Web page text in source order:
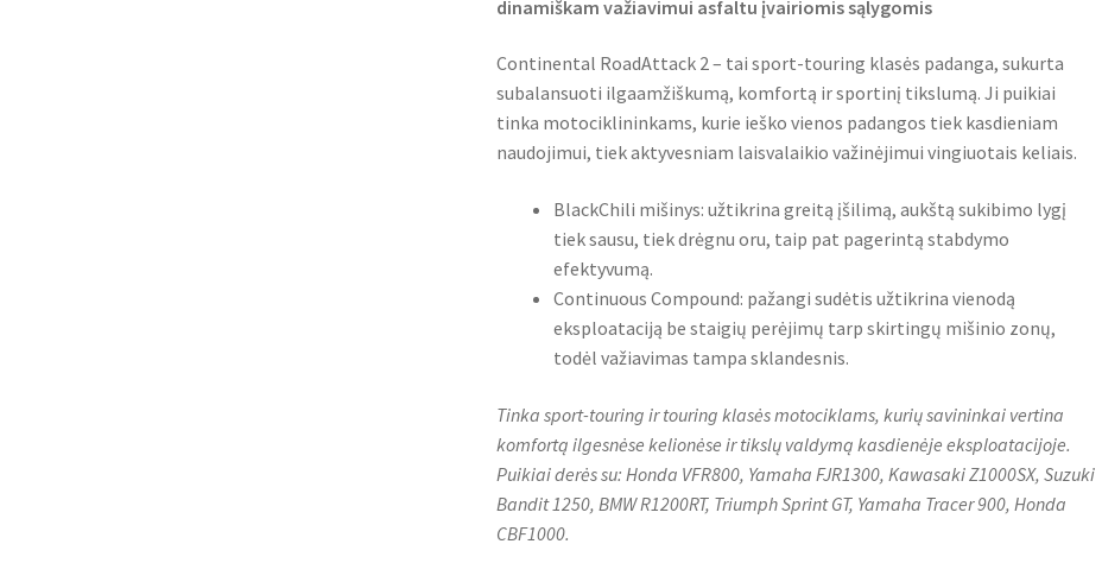
dinamiškam važiavimui asfaltu įvairiomis sąlygomis
Continental RoadAttack 2 – tai sport-touring klasės padanga, sukurta
subalansuoti ilgaamžiškumą, komfortą ir sportinį tikslumą. Ji puikiai
tinka motociklininkams, kurie ieško vienos padangos tiek kasdieniam
naudojimui, tiek aktyvesniam laisvalaikio važinėjimui vingiuotais keliais.
BlackChili mišinys: užtikrina greitą įšilimą, aukštą sukibimo lygį
tiek sausu, tiek drėgnu oru, taip pat pagerintą stabdymo
efektyvumą.
Continuous Compound: pažangi sudėtis užtikrina vienodą
eksploataciją be staigių perėjimų tarp skirtingų mišinio zonų,
todėl važiavimas tampa sklandesnis.
Tinka sport-touring ir touring klasės motociklams, kurių savininkai vertina
komfortą ilgesnėse kelionėse ir tikslų valdymą kasdienėje eksploatacijoje.
Puikiai derės su: Honda VFR800, Yamaha FJR1300, Kawasaki Z1000SX, Suzuki
Bandit 1250, BMW R1200RT, Triumph Sprint GT, Yamaha Tracer 900, Honda
CBF1000.